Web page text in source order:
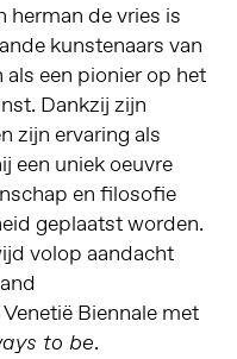
herman de vries is
kunstenaars van
een pionier op het
Dankzij zijn
zijn ervaring als
een uniek oeuvre
en filosofie
geplaatst worden.
volop aandacht
Biennale met
to be.